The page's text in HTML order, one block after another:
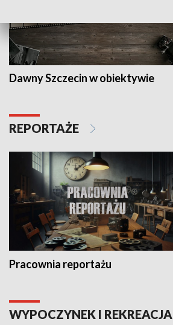
Dawny Szczecin w obiektywie
REPORTAŻE
Pracownia reportażu
WYPOCZYNEK I REKREACJA